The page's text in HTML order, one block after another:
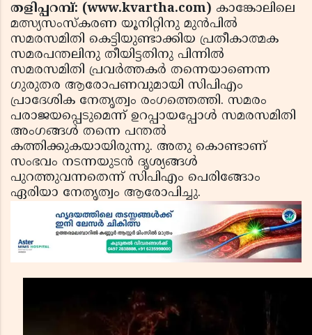
തളിപ്പറമ്പ്: (www.kvartha.com) കാങ്കോലിലെ
മത്സ്യസംസ്‌കരണ യൂനിറ്റിനു മുന്‍പില്‍
സമരസമിതി കെട്ടിയുണ്ടാക്കിയ പ്രതീകാത്മക
സമരപന്തലിനു തീയിട്ടതിനു പിന്നില്‍
സമരസമിതി പ്രവര്‍ത്തകര്‍ തന്നെയാണെന്ന
ഗുരുതര ആരോപണവുമായി സിപിഎം
പ്രാദേശിക നേതൃത്വം രംഗത്തെത്തി. സമരം
പരാജയപ്പെടുമെന്ന് ഉറപ്പായപ്പോള്‍ സമരസമിതി
അംഗങ്ങള്‍ തന്നെ പന്തല്‍
കത്തിക്കുകയായിരുന്നു. അതു കൊണ്ടാണ്
സംഭവം നടന്നയുടന്‍ ദൃശ്യങ്ങള്‍
പുറത്തുവന്നതെന്ന് സിപിഎം പെരിങ്ങോം
ഏരിയാ നേതൃത്വം ആരോപിച്ചു.